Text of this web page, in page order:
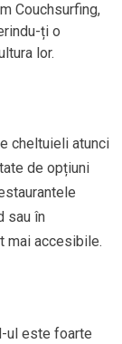
Couchsurfing,
ți o
lor.
cheltuieli atunci
de opțiuni
sau în
mai accesibile.
ul este foarte